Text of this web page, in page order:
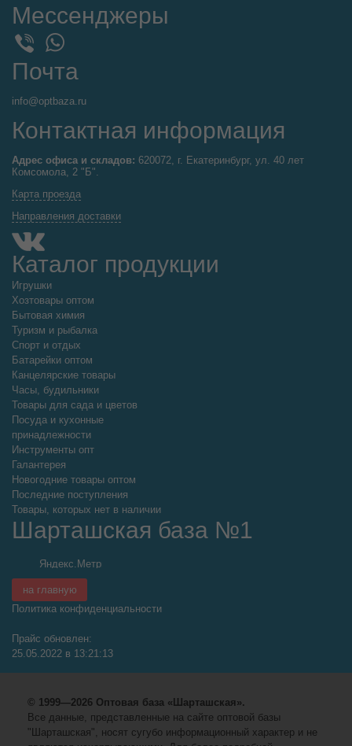
Мессенджеры
WhatsApp
Почта
info@optbaza.ru
Контактная информация
Адрес офиса и складов: 620072, г. Екатеринбург, ул. 40 лет
Комсомола, 2 "Б".
Карта проезда
Направления доставки
Каталог продукции
Игрушки
Хозтовары оптом
Бытовая химия
Туризм и рыбалка
Спорт и отдых
Батарейки оптом
Канцелярские товары
Часы, будильники
Товары для сада и цветов
Посуда и кухонные
принадлежности
Инструменты опт
Галантерея
Новогодние товары оптом
Последние поступления
Товары, которых нет в наличии
Шарташская база №1
на главную
Политика конфиденциальности
Прайс обновлен:
25.05.2022 в 13:21:13
© 1999—2026 Оптовая база «Шарташская».
Все данные, представленные на сайте оптовой базы
"Шарташская", носят сугубо информационный характер и не